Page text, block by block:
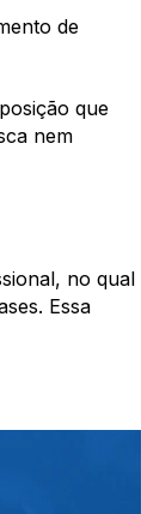
de
que
nem
no qual
Essa